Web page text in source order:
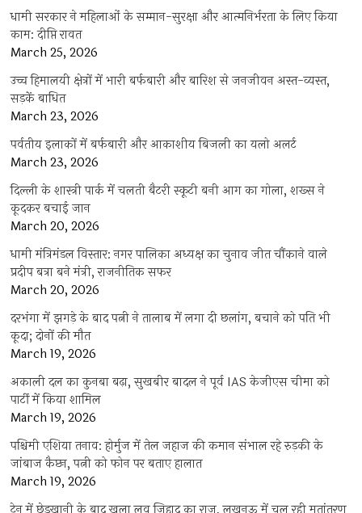
धामी सरकार ने महिलाओं के सम्मान-सुरक्षा और आत्मनिर्भरता के लिए किया
काम: दीप्ति रावत
March 25, 2026
उच्च हिमालयी क्षेत्रों में भारी बर्फबारी और बारिश से जनजीवन अस्त-व्यस्त,
सड़कें बाधित
March 23, 2026
पर्वतीय इलाकों में बर्फबारी और आकाशीय बिजली का यलो अलर्ट
March 23, 2026
दिल्ली के शास्त्री पार्क में चलती बैटरी स्कूटी बनी आग का गोला, शख्स ने
कूदकर बचाई जान
March 20, 2026
धामी मंत्रिमंडल विस्तार: नगर पालिका अध्यक्ष का चुनाव जीत चौंकाने वाले
प्रदीप बत्रा बने मंत्री, राजनीतिक सफर
March 20, 2026
दरभंगा में झगड़े के बाद पत्नी ने तालाब में लगा दी छलांग, बचाने को पति भी
कूदा; दोनों की मौत
March 19, 2026
अकाली दल का कुनबा बढ़ा, सुखबीर बादल ने पूर्व IAS केजीएस चीमा को
पार्टी में किया शामिल
March 19, 2026
पश्चिमी एशिया तनाव: होर्मुज में तेल जहाज की कमान संभाल रहे रुड़की के
जांबाज कैप्टन, पत्नी को फोन पर बताए हालात
March 19, 2026